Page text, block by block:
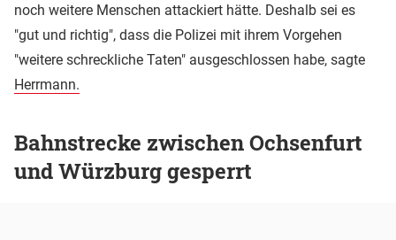
noch weitere Menschen attackiert hätte. Deshalb sei es
"gut und richtig", dass die Polizei mit ihrem Vorgehen
"weitere schreckliche Taten" ausgeschlossen habe, sagte
Herrmann.
Bahnstrecke zwischen Ochsenfurt
und Würzburg gesperrt